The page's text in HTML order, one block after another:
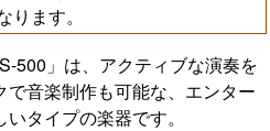
ます。
500」は、アクティブな演奏を
音楽制作も可能な、エンター
タイプの楽器です。